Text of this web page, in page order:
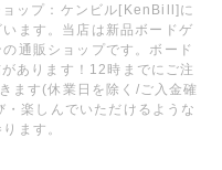
ップ：ケンビル[KenBill]に
ます。当店は新品ボードゲ
通販ショップです。ボード
あります！12時までにご注
ます(休業日を除く/ご入金確
楽しんでいただけるような
ます。